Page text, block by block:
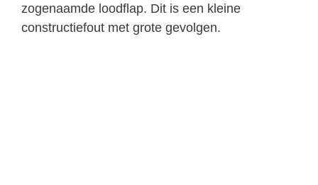
zogenaamde loodflap. Dit is een kleine
constructiefout met grote gevolgen.